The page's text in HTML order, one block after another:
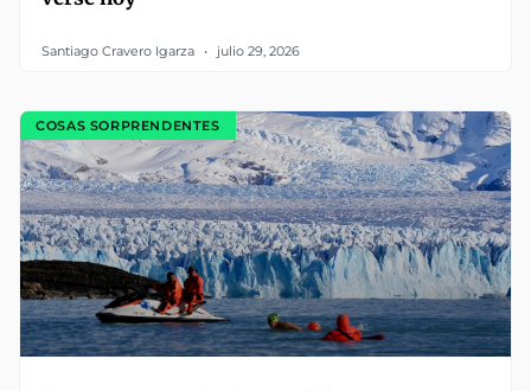
Santiago Cravero Igarza julio 29, 2026
COSAS SORPRENDENTES